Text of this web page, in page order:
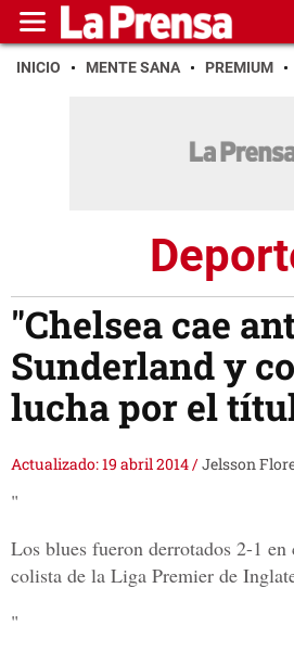
INICIO MENTE SANA PREMIUM
"Chelsea cae
Sunderland y
lucha por el
Actualizado: 19 abril 2014/Jelsson
"
Los blues fueron derrotados 2-1 en
colista de la Liga Premier de
"